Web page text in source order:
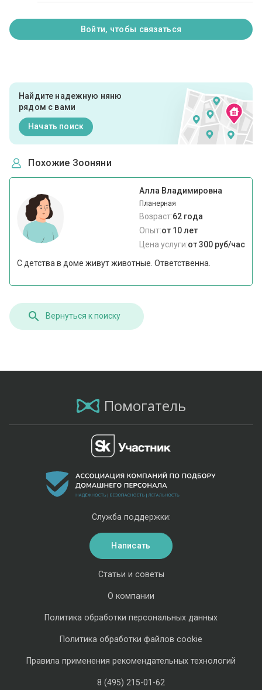
Войти, чтобы связаться
Найдите надежную няню
рядом с вами
Начать поиск
Похожие Зооняни
Алла Владимировна
Планерная
Возраст:62 года
Опыт:от 10 лет
Цена услуги:от 300 руб/час
С детства в доме живут животные. Ответственна.
Вернуться к поиску
Помогатель
Статьи и советы
О компании
Политика обработки персональных данных
Политика обработки файлов cookie
Правила применения рекомендательных технологий
8 (495) 215-01-62
Служба поддержки:
Написать